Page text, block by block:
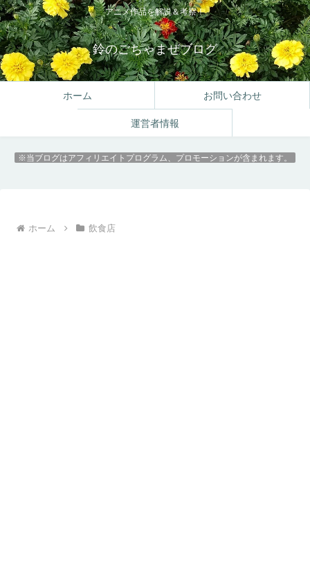
アニメ作品を解説＆考察！
鈴のごちゃまぜブログ
ホーム お問い合わせ
運営者情報
※当ブログはアフィリエイトプログラム、プロモーションが含まれます。
ホーム 飲食店